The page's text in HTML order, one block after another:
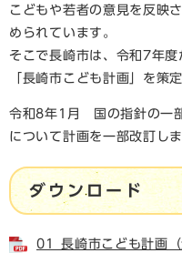
こどもや若者の意見を反映
められています。
そこで長崎市は、令和7年
「長崎市こども計画」を策
令和8年1月 国の指針の一
について計画を一部改訂しま
ダウンロード
01_長崎市こども計画